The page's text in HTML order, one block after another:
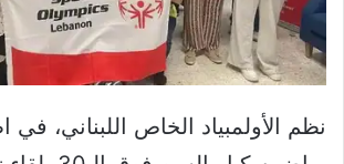
نظم الأولمبياد الخاص اللبناني، في